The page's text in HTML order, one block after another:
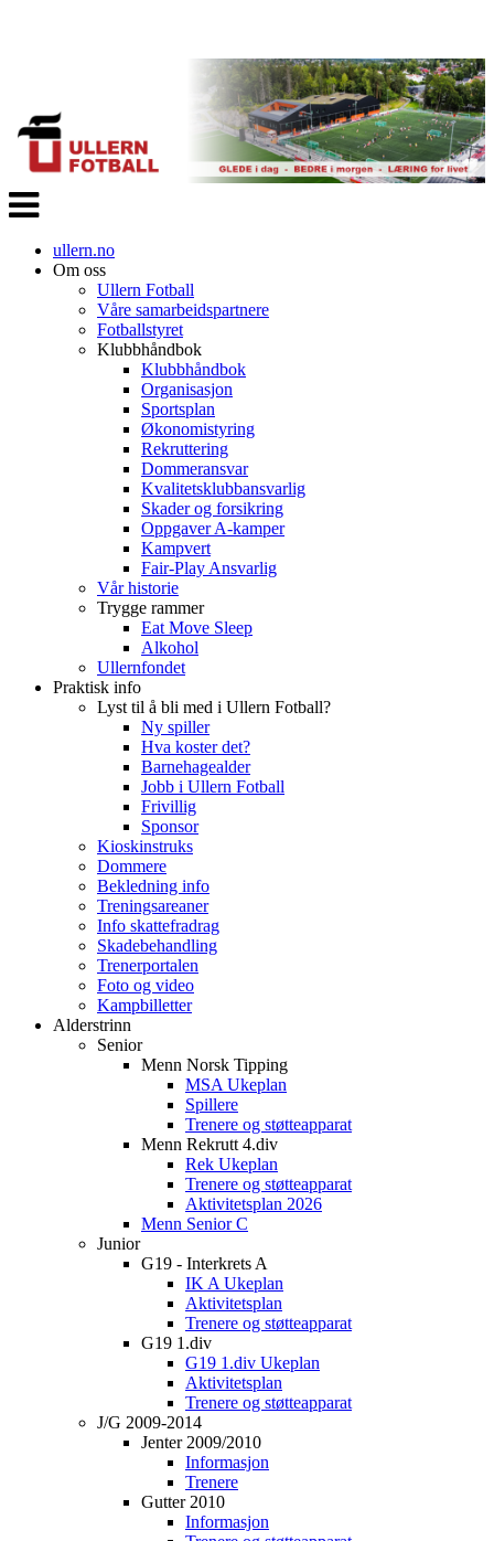
Veksle
navigasjon
ullern.no
Om oss
Ullern Fotball
Våre samarbeidspartnere
Fotballstyret
Klubbhåndbok
Klubbhåndbok
Organisasjon
Sportsplan
Økonomistyring
Rekruttering
Dommeransvar
Kvalitetsklubbansvarlig
Skader og forsikring
Oppgaver A-kamper
Kampvert
Fair-Play Ansvarlig
Vår historie
Trygge rammer
Eat Move Sleep
Alkohol
Ullernfondet
Praktisk info
Lyst til å bli med i Ullern Fotball?
Ny spiller
Hva koster det?
Barnehagealder
Jobb i Ullern Fotball
Frivillig
Sponsor
Kioskinstruks
Dommere
Bekledning info
Treningsareaner
Info skattefradrag
Skadebehandling
Trenerportalen
Foto og video
Kampbilletter
Alderstrinn
Senior
Menn Norsk Tipping
MSA Ukeplan
Spillere
Trenere og støtteapparat
Menn Rekrutt 4.div
Rek Ukeplan
Trenere og støtteapparat
Aktivitetsplan 2026
Menn Senior C
Junior
G19 - Interkrets A
IK A Ukeplan
Aktivitetsplan
Trenere og støtteapparat
G19 1.div
G19 1.div Ukeplan
Aktivitetsplan
Trenere og støtteapparat
J/G 2009-2014
Jenter 2009/2010
Informasjon
Trenere
Gutter 2010
Informasjon